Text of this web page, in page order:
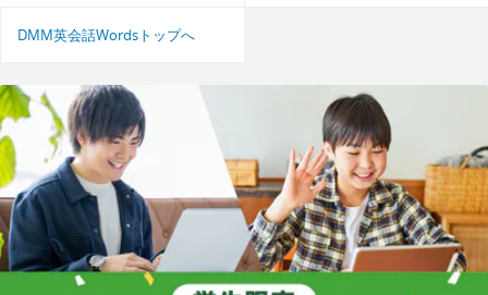
DMM英会話Wordsトップへ